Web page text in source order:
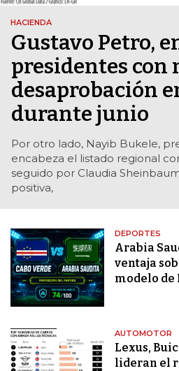
HACIENDA
Gustavo Petro,
presidentes con
desaprobación
durante junio
Por otro lado, Nayib Bukele,
encabeza el listado regional
seguido por Claudia
positiva,
DEPORTES
Arabia
ventaja
modelo de
AUTOMOTOR
Lexus,
lideran el